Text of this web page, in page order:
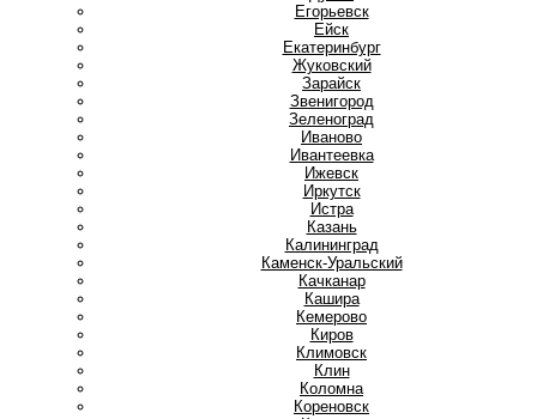
Егорьевск
Ейск
Екатеринбург
Жуковский
Зарайск
Звенигород
Зеленоград
Иваново
Ивантеевка
Ижевск
Иркутск
Истра
Казань
Калининград
Каменск-Уральский
Качканар
Кашира
Кемерово
Киров
Климовск
Клин
Коломна
Кореновск